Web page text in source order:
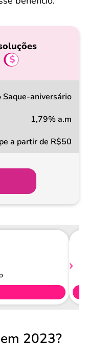
Saque-aniversário
1,79% a.m
a partir de R$50
2023?